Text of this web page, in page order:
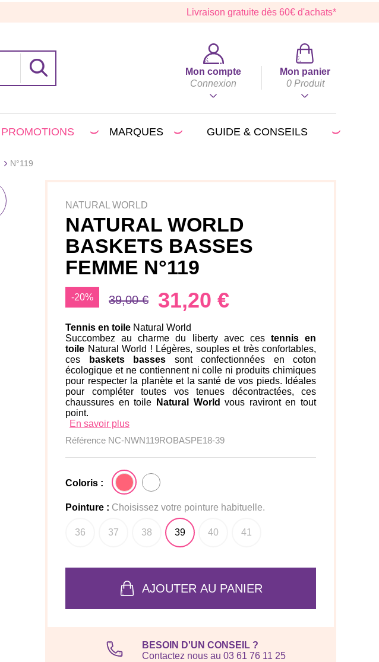
Livraison gratuite dès 60€ d'achats*
Mon compte
Connexion
Mon panier
0 Produit
PROMOTIONS MARQUES GUIDE & CONSEILS
N°119
NATURAL WORLD
NATURAL WORLD
BASKETS BASSES
FEMME N°119
-20% 39,00 € 31,20 €
Tennis en toile Natural World
Succombez au charme du liberty avec ces tennis en
toile Natural World ! Légères, souples et très confortables,
ces
baskets basses sont confectionnées en coton
écologique et ne contiennent ni colle ni produits chimiques
pour respecter la planète et la santé de vos pieds. Idéales
pour compléter toutes vos tenues décontractées, ces
chaussures en toile
Natural World vous raviront en tout
point.
En savoir plus
Référence NC-NWN119ROBASPE18-39
Coloris :
Pointure : Choisissez votre pointure habituelle.
36 37 38 39 40 41
AJOUTER AU PANIER
BESOIN D'UN CONSEIL ?
Contactez nous au 03 61 76 11 25